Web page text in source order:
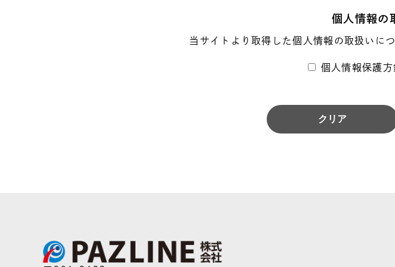
個人情報の
当サイトより取得した個人情報の取扱いにつ
個人情報保護方